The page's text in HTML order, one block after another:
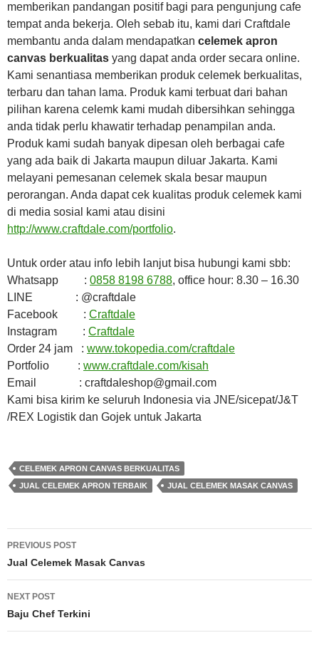
memberikan pandangan positif bagi para pengunjung cafe
tempat anda bekerja. Oleh sebab itu, kami dari Craftdale
membantu anda dalam mendapatkan celemek apron
canvas berkualitas yang dapat anda order secara online.
Kami senantiasa memberikan produk celemek berkualitas,
terbaru dan tahan lama. Produk kami terbuat dari bahan
pilihan karena celemk kami mudah dibersihkan sehingga
anda tidak perlu khawatir terhadap penampilan anda.
Produk kami sudah banyak dipesan oleh berbagai cafe
yang ada baik di Jakarta maupun diluar Jakarta. Kami
melayani pemesanan celemek skala besar maupun
perorangan. Anda dapat cek kualitas produk celemek kami
di media sosial kami atau disini
http://www.craftdale.com/portfolio.
Untuk order atau info lebih lanjut bisa hubungi kami sbb:
Whatsapp : 0858 8198 6788, office hour: 8.30 – 16.30
LINE : @craftdale
Facebook : Craftdale
Instagram : Craftdale
Order 24 jam : www.tokopedia.com/craftdale
Portfolio : www.craftdale.com/kisah
Email : craftdaleshop@gmail.com
Kami bisa kirim ke seluruh Indonesia via JNE/sicepat/J&T
/REX Logistik dan Gojek untuk Jakarta
CELEMEK APRON CANVAS BERKUALITAS
JUAL CELEMEK APRON TERBAIK
JUAL CELEMEK MASAK CANVAS
Post
navigation
PREVIOUS POST
Jual Celemek Masak Canvas
NEXT POST
Baju Chef Terkini